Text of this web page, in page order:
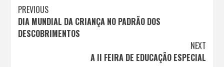
Continue
Reading
PREVIOUS
DIA MUNDIAL DA CRIANÇA NO PADRÃO DOS
DESCOBRIMENTOS
NEXT
A II FEIRA DE EDUCAÇÃO ESPECIAL